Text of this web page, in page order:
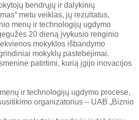
bendrųjų ir dalykinių
metu veiklas, jų rezultatus,
menų ir technologijų ugdymo
20 dieną įvykusio renginio
mokyklos išbandymo
mokyklų pastebėjimai.
patirtimi, kurią įgijo inovacijos
ir technologijų ugdymo procese,
organizatorius – UAB „Biznio